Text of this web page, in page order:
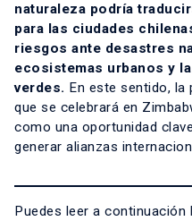
naturaleza podría
para las ciudades
riesgos ante desastres
ecosistemas urbanos y
verdes. En este sentido, la
que se celebrará en
como una oportunidad
generar alianzas
Puedes leer a continuación